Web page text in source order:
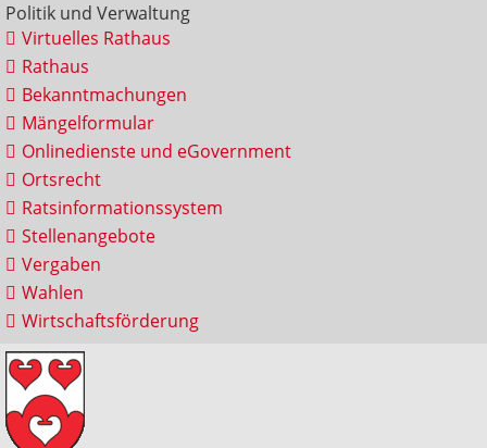
Politik und Verwaltung
Virtuelles Rathaus
Rathaus
Bekanntmachungen
Mängelformular
Onlinedienste und eGovernment
Ortsrecht
Ratsinformationssystem
Stellenangebote
Vergaben
Wahlen
Wirtschaftsförderung